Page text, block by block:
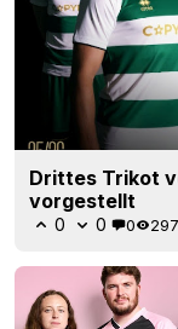
Drittes Trikot
vorgestellt
0 0 0 297